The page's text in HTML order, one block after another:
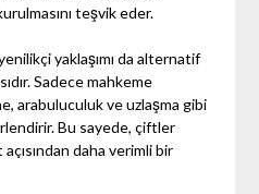
teşvik eder.
yaklaşımı da alternatif
Sadece mahkeme
arabuluculuk ve uzlaşma gibi
Bu sayede, çiftler
daha verimli bir